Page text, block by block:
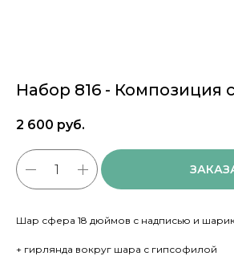
Набор 816 - Композиция
2 600 руб.
Шар сфера 18 дюймов с надписью и
+ гирлянда вокруг шара с гипсофилой